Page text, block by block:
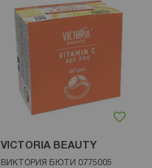
VICTORIA BEAUTY
ВИКТОРИЯ БЮТИ 0775005